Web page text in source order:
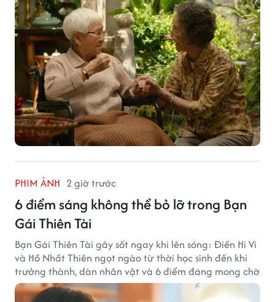
PHIM ẢNH 2 giờ trước
6 điểm sáng không thể bỏ lỡ trong Bạn
Gái Thiên Tài
Bạn Gái Thiên Tài gây sốt ngay khi lên sóng: Điền Hi Vi
và Hồ Nhất Thiên ngọt ngào từ thời học sinh đến khi
trưởng thành, dàn nhân vật và 6 điểm đáng mong chờ